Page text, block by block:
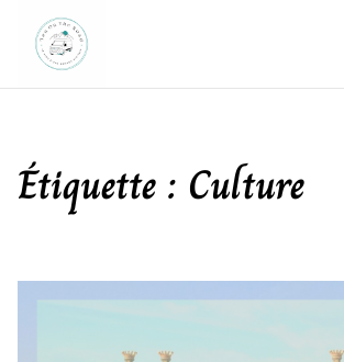
Skip to content
Étiquette : Culture